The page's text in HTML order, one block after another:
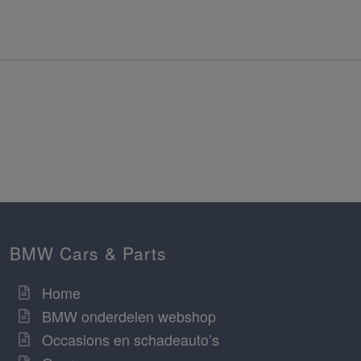
BMW Cars & Parts
Home
BMW onderdelen webshop
Occasions en schadeauto’s